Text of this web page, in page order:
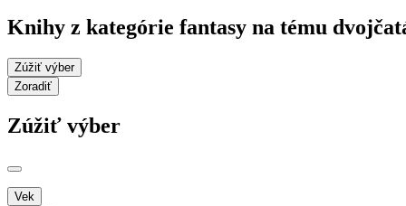
Knihy z kategórie fantasy na tému
Zúžiť výber
Zoradiť
Zúžiť výber
Vek